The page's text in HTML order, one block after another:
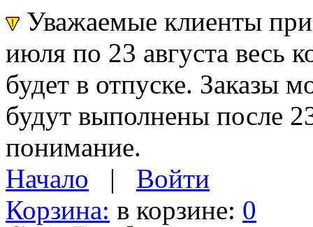
Уважаемые клиенты
июля по 23 августа весь
будет в отпуске. Заказы
будут выполнены после
понимание.
Начало | Войти
Корзина: в корзине: 0